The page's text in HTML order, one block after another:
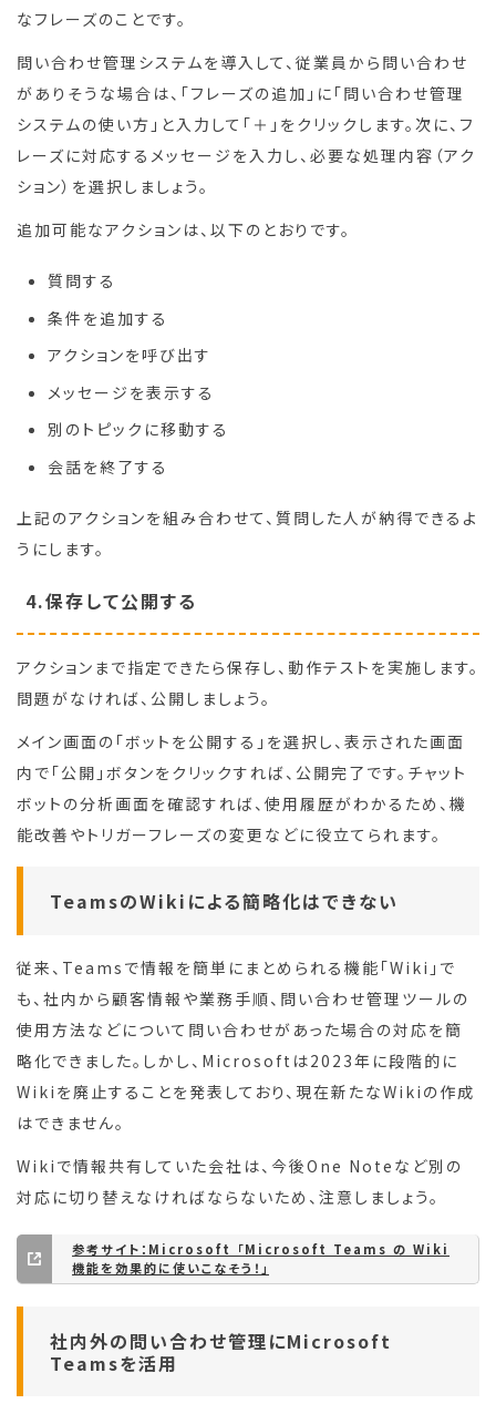
なフレーズのことです。
問い合わせ管理システムを導入して、従業員から問い合わせ
がありそうな場合は、「フレーズの追加」に「問い合わせ管理
システムの使い方」と入力して「＋」をクリックします。次に、フ
レーズに対応するメッセージを入力し、必要な処理内容（アク
ション）を選択しましょう。
追加可能なアクションは、以下のとおりです。
質問する
条件を追加する
アクションを呼び出す
メッセージを表示する
別のトピックに移動する
会話を終了する
上記のアクションを組み合わせて、質問した人が納得できるよ
うにします。
4.保存して公開する
アクションまで指定できたら保存し、動作テストを実施します。
問題がなければ、公開しましょう。
メイン画面の「ボットを公開する」を選択し、表示された画面
内で「公開」ボタンをクリックすれば、公開完了です。チャット
ボットの分析画面を確認すれば、使用履歴がわかるため、機
能改善やトリガーフレーズの変更などに役立てられます。
TeamsのWikiによる簡略化はできない
従来、Teamsで情報を簡単にまとめられる機能「Wiki」で
も、社内から顧客情報や業務手順、問い合わせ管理ツールの
使用方法などについて問い合わせがあった場合の対応を簡
略化できました。しかし、Microsoftは2023年に段階的に
Wikiを廃止することを発表しており、現在新たなWikiの作成
はできません。
Wikiで情報共有していた会社は、今後One Noteなど別の
対応に切り替えなければならないため、注意しましょう。
参考サイト：Microsoft 「Microsoft Teams の Wiki
機能を効果的に使いこなそう！」
社内外の問い合わせ管理にMicrosoft
Teamsを活用